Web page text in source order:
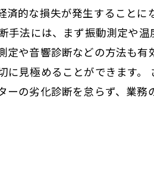
的な損失が発生すること
法には、まず振動測定や
や音響診断などの方法も
見極めることができます
の劣化診断を怠らず、業